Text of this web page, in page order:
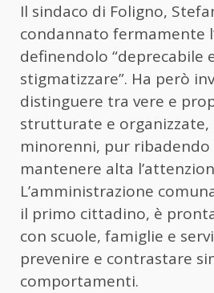
Il sindaco di Foligno,
condannato fermamente
definendolo “deprecabile
stigmatizzare”. Ha però
distinguere tra vere e
strutturate e
minorenni, pur ribadendo
mantenere alta
L’amministrazione
il primo cittadino, è
con scuole, famiglie e
prevenire e contrastare
comportamenti.